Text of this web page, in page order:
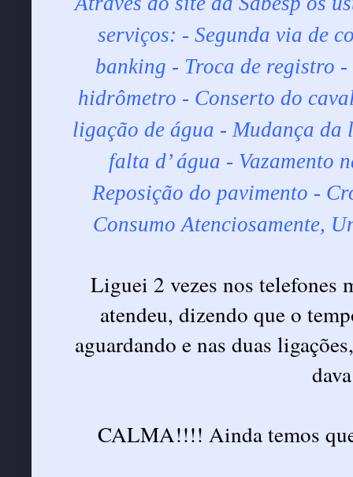
serviços: - Segunda via de
banking - Troca de registro
hidrômetro - Conserto do
ligação de água - Mudança da
falta d’ água - Vazamento
Reposição do pavimento -
Consumo Atenciosamente,
Liguei 2 vezes nos telefones
atendeu, dizendo que o
aguardando e nas duas
CALMA!!!! Ainda temos